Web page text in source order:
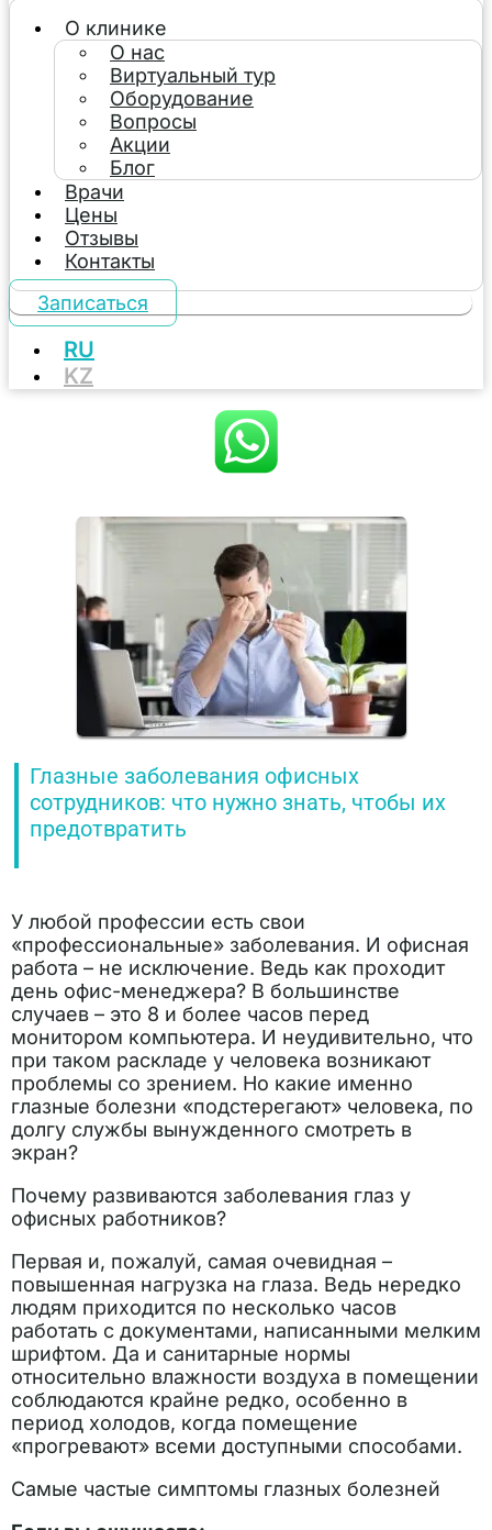
О клинике
О нас
Виртуальный тур
Оборудование
Вопросы
Акции
Блог
Врачи
Цены
Отзывы
Контакты
Записаться
RU
KZ
Глазные заболевания офисных
сотрудников: что нужно знать, чтобы их
предотвратить
У любой профессии есть свои
«профессиональные» заболевания. И офисная
работа – не исключение. Ведь как проходит
день офис-менеджера? В большинстве
случаев – это 8 и более часов перед
монитором компьютера. И неудивительно, что
при таком раскладе у человека возникают
проблемы со зрением. Но какие именно
глазные болезни «подстерегают» человека, по
долгу службы вынужденного смотреть в
экран?
Почему развиваются заболевания глаз у
офисных работников?
Первая и, пожалуй, самая очевидная –
повышенная нагрузка на глаза. Ведь нередко
людям приходится по несколько часов
работать с документами, написанными мелким
шрифтом. Да и санитарные нормы
относительно влажности воздуха в помещении
соблюдаются крайне редко, особенно в
период холодов, когда помещение
«прогревают» всеми доступными способами.
Самые частые симптомы глазных болезней